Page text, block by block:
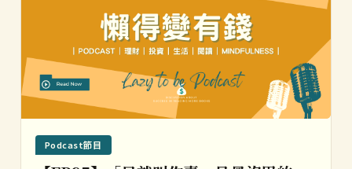
Podcast節目